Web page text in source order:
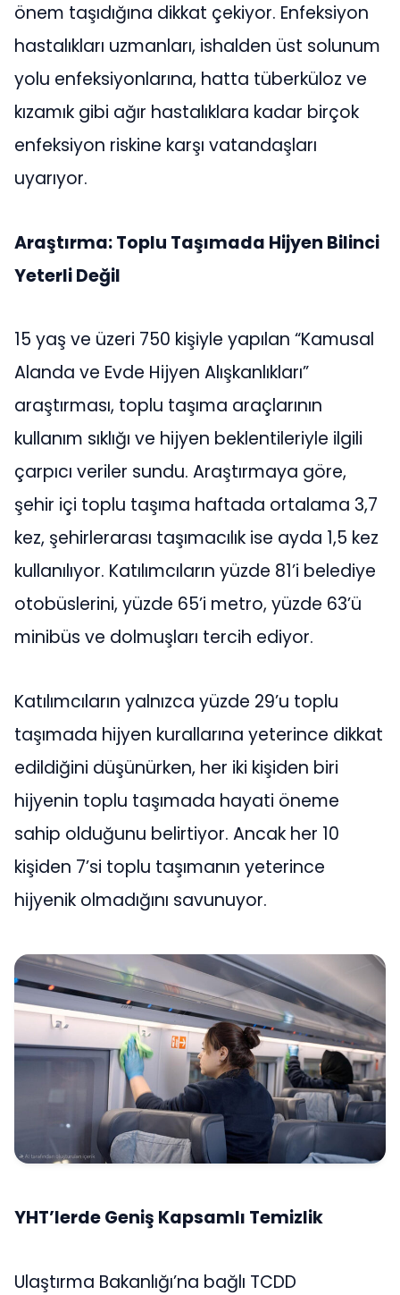
önem taşıdığına dikkat çekiyor. Enfeksiyon
hastalıkları uzmanları, ishalden üst solunum
yolu enfeksiyonlarına, hatta tüberküloz ve
kızamık gibi ağır hastalıklara kadar birçok
enfeksiyon riskine karşı vatandaşları
uyarıyor.
Araştırma: Toplu Taşımada Hijyen Bilinci
Yeterli Değil
15 yaş ve üzeri 750 kişiyle yapılan “Kamusal
Alanda ve Evde Hijyen Alışkanlıkları”
araştırması, toplu taşıma araçlarının
kullanım sıklığı ve hijyen beklentileriyle ilgili
çarpıcı veriler sundu. Araştırmaya göre,
şehir içi toplu taşıma haftada ortalama 3,7
kez, şehirlerarası taşımacılık ise ayda 1,5 kez
kullanılıyor. Katılımcıların yüzde 81’i belediye
otobüslerini, yüzde 65’i metro, yüzde 63’ü
minibüs ve dolmuşları tercih ediyor.
Katılımcıların yalnızca yüzde 29’u toplu
taşımada hijyen kurallarına yeterince dikkat
edildiğini düşünürken, her iki kişiden biri
hijyenin toplu taşımada hayati öneme
sahip olduğunu belirtiyor. Ancak her 10
kişiden 7’si toplu taşımanın yeterince
hijyenik olmadığını savunuyor.
YHT’lerde Geniş Kapsamlı Temizlik
Ulaştırma Bakanlığı’na bağlı TCDD